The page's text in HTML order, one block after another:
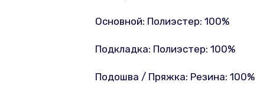
Основной: Полиэстер: 100%
Подкладка: Полиэстер: 100%
Подошва / Пряжка: Резина: 100%